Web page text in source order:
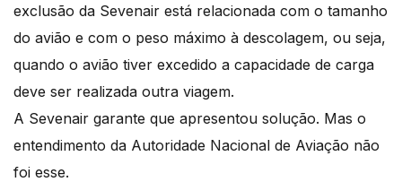
exclusão da Sevenair está relacionada com o tamanho
do avião e com o peso máximo à descolagem, ou seja,
quando o avião tiver excedido a capacidade de carga
deve ser realizada outra viagem.
A Sevenair garante que apresentou solução. Mas o
entendimento da Autoridade Nacional de Aviação não
foi esse.